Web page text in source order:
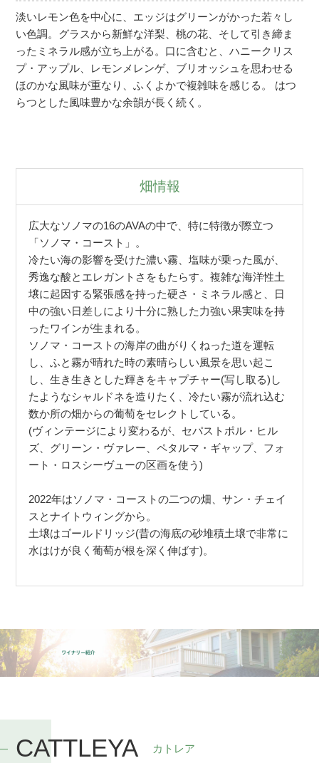
淡いレモン色を中心に、エッジはグリーンがかった若々し
い色調。グラスから新鮮な洋梨、桃の花、そして引き締ま
ったミネラル感が立ち上がる。口に含むと、ハニークリス
プ・アップル、レモンメレンゲ、ブリオッシュを思わせる
ほのかな風味が重なり、ふくよかで複雑味を感じる。 はつ
らつとした風味豊かな余韻が長く続く。
畑情報
広大なソノマの16のAVAの中で、特に特徴が際立つ
「ソノマ・コースト」。
冷たい海の影響を受けた濃い霧、塩味が乗った風が、
秀逸な酸とエレガントさをもたらす。複雑な海洋性土
壌に起因する緊張感を持った硬さ・ミネラル感と、日
中の強い日差しにより十分に熟した力強い果実味を持
ったワインが生まれる。
ソノマ・コーストの海岸の曲がりくねった道を運転
し、ふと霧が晴れた時の素晴らしい風景を思い起こ
し、生き生きとした輝きをキャプチャー(写し取る)し
たようなシャルドネを造りたく、冷たい霧が流れ込む
数か所の畑からの葡萄をセレクトしている。
(ヴィンテージにより変わるが、セパストポル・ヒル
ズ、グリーン・ヴァレー、ペタルマ・ギャップ、フォ
ート・ロスシーヴューの区画を使う)
2022年はソノマ・コーストの二つの畑、サン・チェイ
スとナイトウィングから。
土壌はゴールドリッジ(昔の海底の砂堆積土壌で非常に
水はけが良く葡萄が根を深く伸ばす)。
CATTLEYA カトレア